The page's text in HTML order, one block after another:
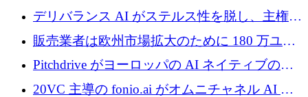
るために 110 万ユーロを適切に確保
デリバランス AI がステルス性を脱し、主権の
あるエンタープライズ AI を強化
販売業者は欧州市場拡大のために 180 万ユー
ロを確保
Pitchdrive がヨーロッパの AI ネイティブの創
業者を支援するために 6,000 万ユーロを調達
20VC 主導の fonio.ai がオムニチャネル AI プ